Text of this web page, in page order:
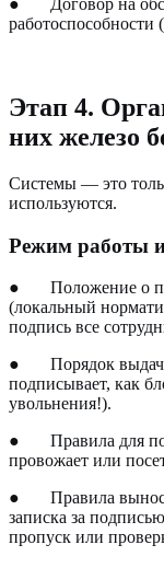
● Договор на
работоспособности
Этап 4.
них железо
Системы — это
используются.
Режим работы
● Положение о
(локальный
подпись все
● Порядок
подписывает, как
увольнения!).
● Правила для
провожает или
● Правила
записка за
пропуск или